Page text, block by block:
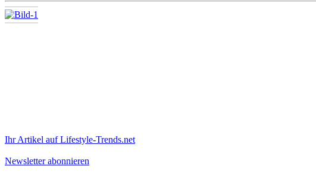
Ihr Artikel auf Lifestyle-Trends.net
Newsletter abonnieren